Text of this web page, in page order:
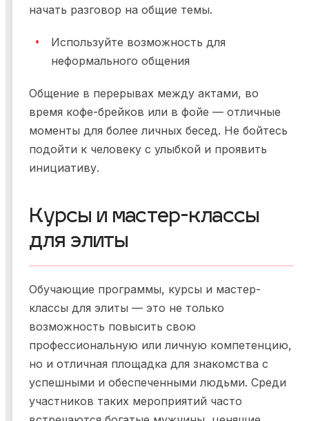
начать разговор на общие темы.
Используйте возможность для
неформального общения
Общение в перерывах между актами, во
время кофе-брейков или в фойе — отличные
моменты для более личных бесед. Не бойтесь
подойти к человеку с улыбкой и проявить
инициативу.
Курсы и мастер-классы
для элиты
Обучающие программы, курсы и мастер-
классы для элиты — это не только
возможность повысить свою
профессиональную или личную компетенцию,
но и отличная площадка для знакомства с
успешными и обеспеченными людьми. Среди
участников таких мероприятий часто